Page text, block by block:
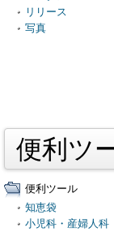
リリース
写真
便利ツ
便利ツール
知恵袋
小児科・産婦人科